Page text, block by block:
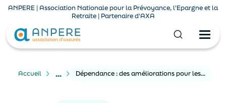
ANPERE | Association Nationale pour la Prévoyance, l'Epargne et la
Retraite | Partenaire d'AXA
Accueil ... Dépendance : des améliorations pour les aidants